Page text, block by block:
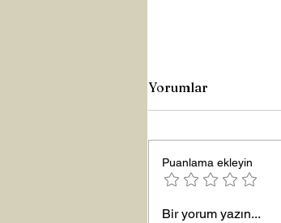
Yeni Yıla
Yorumlar
Puanlama ekleyin
Bir yorum yazın...